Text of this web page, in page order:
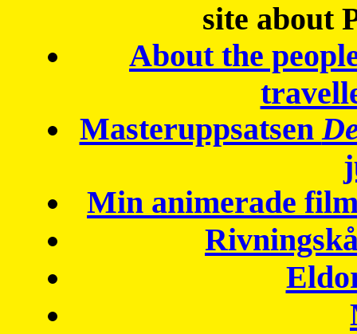
site about
About the
Masteruppsatsen
Min animerade